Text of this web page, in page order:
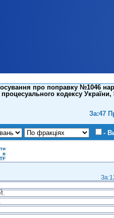
про поправку №1046
кодексу
За:47
-
в